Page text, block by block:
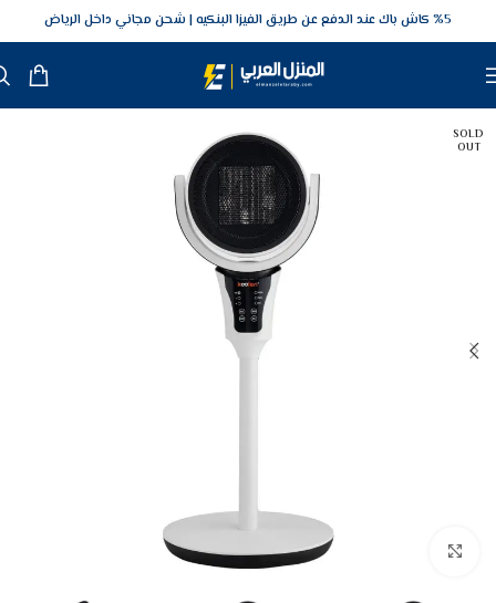
5‎% كاش باك عند الدفع عن طريق الفيزا البنكيه شحن مجاني داخل الرياض
SOLD
OUT